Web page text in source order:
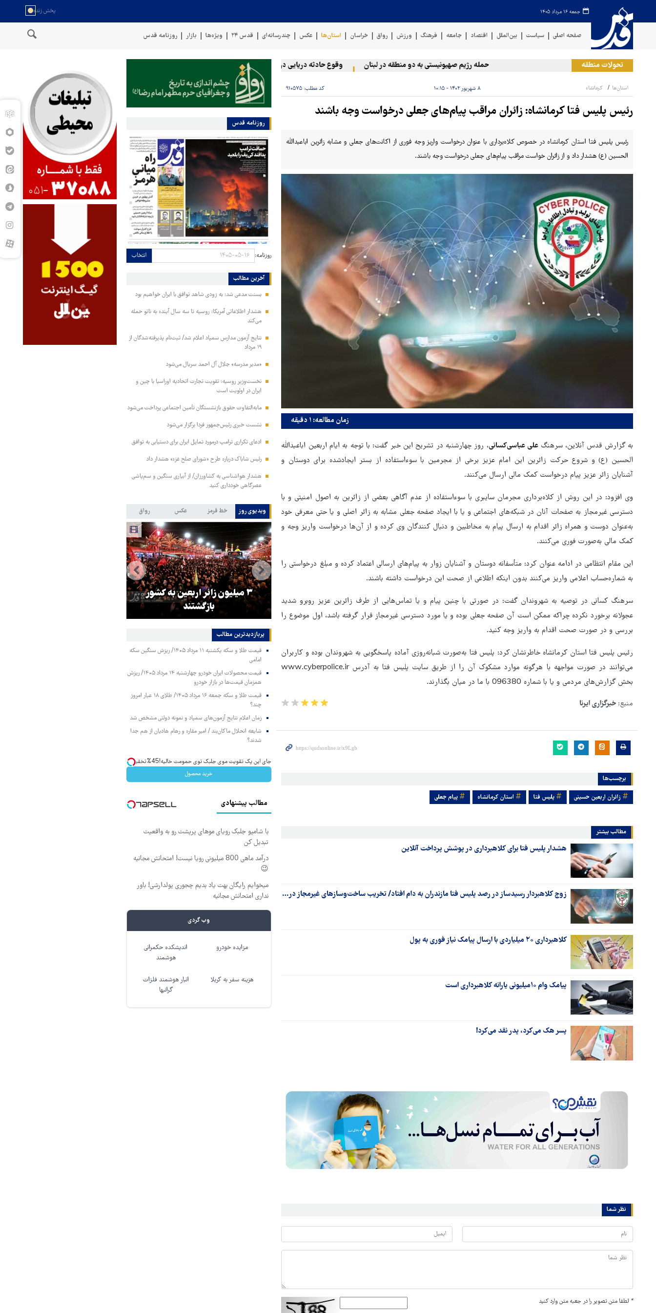
جمعه ۱۶ مرداد ۱۴۰۵
صفحه اصلی سیاست بین‌الملل اقتصاد جامعه فرهنگ ورزش رواق خراسان استان‌ها عکس چندرسانه‌ای قدس ۲۴ ویژه‌ها بازار روزنامه قدس
تحولات منطقه حمله رژیم صهیونیستی به دو منطقه در لبنان وقوع حادثه دریایی در سواحل عمان
استان‌ها کرمانشاه ۸ شهریور ۱۴۰۲ - ۱۰:۱۵ کد مطلب: ۹۱۰۵۷۵
رئیس پلیس فتا کرمانشاه: زائران مراقب پیام‌های جعلی درخواست وجه باشند
رئیس پلیس فتا استان کرمانشاه در خصوص کلاه‌برداری با عنوان درخواست واریز وجه فوری از اکانت‌های جعلی و مشابه زائرین اباعبدالله
الحسین (ع) هشدار داد و از زائران خواست مراقب پیام‌های جعلی درخواست وجه باشند.
زمان مطالعه: ۱ دقیقه
به گزارش قدس آنلاین، سرهنگ علی عباسی‌کسانی، روز چهارشنبه در تشریح این خبر گفت: با توجه به ایام اربعین اباعبدالله
الحسین (ع) و شروع حرکت زائرین این امام عزیز برخی از مجرمین با سوء‌استفاده از بستر ایجادشده برای دوستان و
آشنایان زائر عزیز پیام درخواست کمک مالی ارسال می‌کنند.
وی افزود: در این روش از کلاه‌برداری مجرمان سایبری با سوءاستفاده از عدم آگاهی بعضی از زائرین به اصول امنیتی و با
دسترسی غیرمجاز به صفحات آنان در شبکه‌های اجتماعی و یا با ایجاد صفحه جعلی مشابه به زائر اصلی و یا حتی معرفی خود
به‌عنوان دوست و همراه زائر اقدام به ارسال پیام به مخاطبین و دنبال کنندگان وی کرده و از آن‌ها درخواست واریز وجه و
کمک مالی به‌صورت فوری می‌کنند.
این مقام انتظامی در ادامه عنوان کرد: متأسفانه دوستان و آشنایان زوار به پیام‌های ارسالی اعتماد کرده و مبلغ درخواستی را
به شماره‌حساب اعلامی واریز می‌کنند بدون اینکه اطلاعی از صحت این درخواست داشته باشند.
سرهنگ کسانی در توصیه به شهروندان گفت: در صورتی با چنین پیام و یا تماس‌هایی از طرف زائرین عزیز روبرو شدید
عجولانه برخورد نکرده چراکه ممکن است آن صفحه جعلی بوده و یا مورد دسترسی غیرمجاز قرار گرفته باشد، اول موضوع را
بررسی و در صورت صحت اقدام به واریز وجه کنید.
رئیس پلیس فتا استان کرمانشاه خاطرنشان کرد: پلیس فتا به‌صورت شبانه‌روزی آماده پاسخگویی به شهروندان بوده و کاربران
می‌توانند در صورت مواجهه با هرگونه موارد مشکوک آن را از طریق سایت پلیس فتا به آدرس www.cyberpolice.ir
بخش گزارش‌های مردمی و یا با شماره 096380 با ما در میان بگذارند.
منبع: خبرگزاری ایرنا
برچسب‌ها
زائران اربعین حسینی پليس فتا استان کرمانشاه پیام جعلی
مطالب بیشتر
هشدار پلیس فتا برای کلاهبرداری در پوشش پرداخت آنلاین
زوج کلاهبردار رسیدساز در رصد پلیس فتا مازندران به دام افتاد/ تخریب ساخت‌وسازهای غیرمجاز در…
کلاهبرداری ۲۰ میلیاردی با ارسال پیامک نیاز فوری به پول
پیامک وام ۱۰میلیونی یارانه کلاهبرداری است
پسر هک می‌کرد، پدر نقد می‌کرد!
نظر شما
* لطفا متن تصویر را در جعبه متن وارد کنید
روزنامه قدس
روزنامه: انتخاب
آخرین مطالب
بسنت مدعی شد: به زودی شاهد توافق با ایران خواهیم بود
هشدار اطلاعاتی آمریکا: روسیه تا سه سال آینده به ناتو حمله
می‌کند
نتایج آزمون مدارس سمپاد اعلام شد/ ثبت‌نام پذیرفته‌شدگان از
۱۹ مرداد
«مدیر مدرسه» جلال آل احمد سریال می‌شود
نخست‌وزیر روسیه:‌ تقویت تجارت اتحادیه اوراسیا با چین و
ایران در اولویت است
مابه‌التفاوت حقوق بازنشستگان تأمین اجتماعی پرداخت می‌شود
نشست خبری رئیس‌جمهور فردا برگزار می‌شود
ادعای تکراری ترامپ درمورد تمایل ایران برای دستیابی به توافق
رئیس شاباک درباره طرح «شورای صلح غزه» هشدار داد
هشدار هواشناسی به کشاورزان/ از آبیاری سنگین و سم‌پاشی
عصرگاهی خودداری کنید
ویدیوی روز خط قرمز عکس رواق
هماهنگی محور مقاومت، آمریکا را
در منطقه درمانده کرد
ترامپ نماد فساد، اقتدارگرایی و
جنگ‌طلبی است!
۳ میلیون زائر اربعین به کشور
بازگشتند
پربازدیدترین‌ مطالب
قیمت طلا و سکه یکشنبه ۱۱ مرداد ۱۴۰۵/ ریزش سنگین سکه
امامی
قیمت محصولات ایران خودرو چهارشنبه ۱۴ مرداد ۱۴۰۵/ ریزش
همزمان قیمت‌ها در بازار خودرو
قیمت طلا و سکه جمعه ۱۶ مرداد ۱۴۰۵/ طلای ۱۸ عیار امروز
چند؟
زمان اعلام نتایج آزمون‌های سمپاد و نمونه دولتی مشخص شد
شایعه انحلال ماکان‌بند / امیر مقاره و رهام هادیان از هم جدا
شدند؟
جای این پک تقویت موی جلبک توی حمومت خالیه!45%تخفیف
خرید محصول
مطالب پیشنهادی
با شامپو جلبک رویای موهای پرپشت رو به واقعیت
تبدیل کن
درآمد ماهی 800 میلیونی رویا نیست! امتحانش مجانیه
😉
میخوایم رایگان بهت یاد بدیم چجوری پولدارشی! باور
نداری امتحانش مجانیه
وب گردی
مزایده خودرو
اندیشکده حکمرانی
هوشمند
هزینه سفر به کربلا
انبار هوشمند فلزات
گرانبها